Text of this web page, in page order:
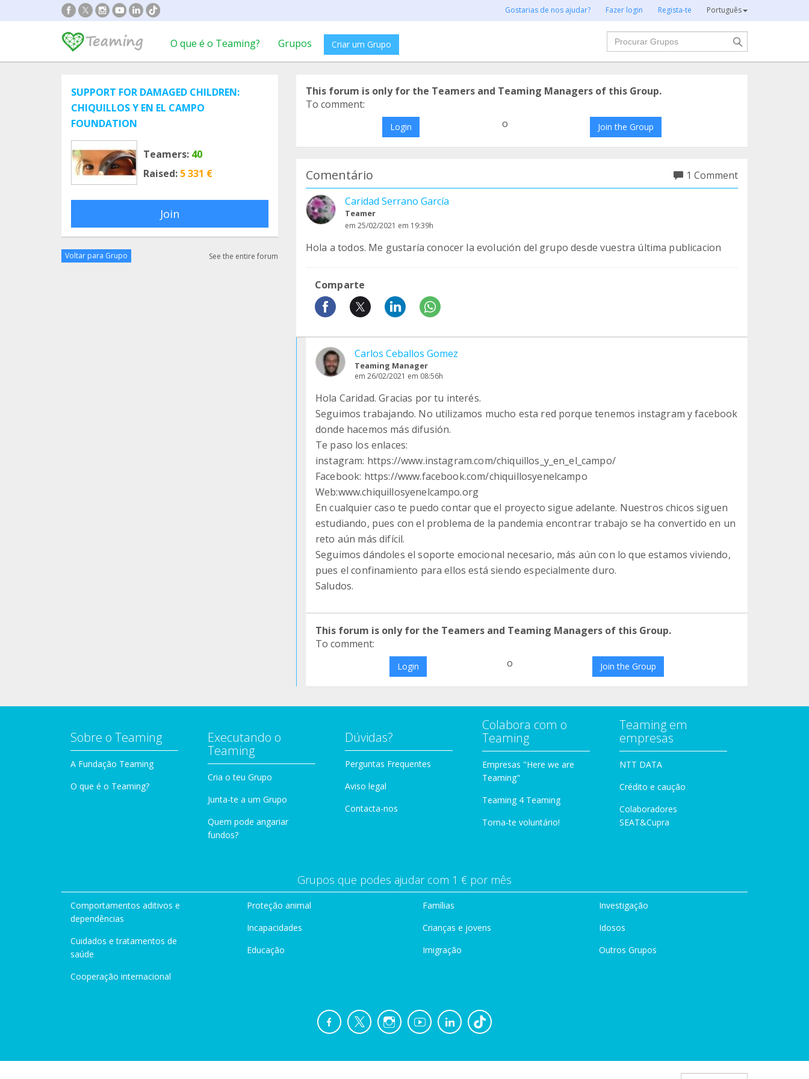
Gostarias de nos ajudar? Fazer login Regista-te Português
O que é o Teaming? Grupos Criar um Grupo
Procurar
SUPPORT FOR DAMAGED CHILDREN:
CHIQUILLOS Y EN EL CAMPO
FOUNDATION
Teamers: 40
Raised: 5 331 €
Join
Voltar para Grupo See the entire forum
This forum is only for the Teamers and Teaming Managers of this Group.
To comment:
Login o Join the Group
Comentário
1 Comment
Caridad Serrano García
Teamer
em 25/02/2021 em 19:39h
Hola a todos. Me gustaría conocer la evolución del grupo desde vuestra última publicacion
Comparte
Carlos Ceballos Gomez
Teaming Manager
em 26/02/2021 em 08:56h
Hola Caridad. Gracias por tu interés.
Seguimos trabajando. No utilizamos mucho esta red porque tenemos instagram y facebook
donde hacemos más difusión.
Te paso los enlaces:
instagram: https://www.instagram.com/chiquillos_y_en_el_campo/
Facebook: https://www.facebook.com/chiquillosyenelcampo
Web:www.chiquillosyenelcampo.org
En cualquier caso te puedo contar que el proyecto sigue adelante. Nuestros chicos siguen
estudiando, pues con el problema de la pandemia encontrar trabajo se ha convertido en un
reto aún más difícil.
Seguimos dándoles el soporte emocional necesario, más aún con lo que estamos viviendo,
pues el confinamiento para ellos está siendo especialmente duro.
Saludos.
This forum is only for the Teamers and Teaming Managers of this Group.
To comment:
Login o Join the Group
Sobre o Teaming
A Fundação Teaming
O que é o Teaming?
Executando o
Teaming
Cria o teu Grupo
Junta-te a um Grupo
Quem pode angariar
fundos?
Dúvidas?
Perguntas Frequentes
Aviso legal
Contacta-nos
Colabora com o
Teaming
Empresas "Here we are
Teaming"
Teaming 4 Teaming
Torna-te voluntário!
Teaming em
empresas
NTT DATA
Crédito e caução
Colaboradores
SEAT&Cupra
Grupos que podes ajudar com 1 € por mês
Comportamentos aditivos e
dependências
Cuidados e tratamentos de
saúde
Cooperação internacional
Proteção animal
Incapacidades
Educação
Famílias
Crianças e jovens
Imigração
Investigação
Idosos
Outros Grupos